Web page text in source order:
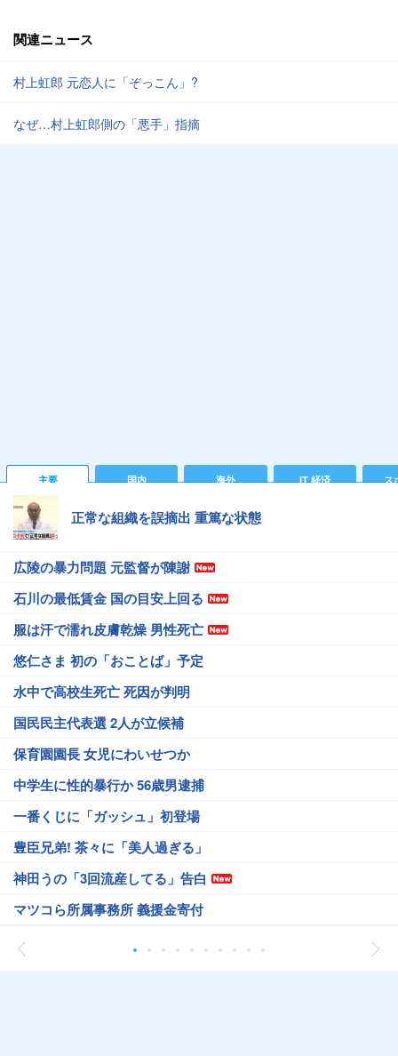
関連ニュース
村上虹郎 元恋人に「ぞっこん」?
なぜ…村上虹郎側の「悪手」指摘
主要 国内 海外 IT 経済 ス
正常な組織を誤摘出 重篤な状態
広陵の暴力問題 元監督が陳謝
石川の最低賃金 国の目安上回る
服は汗で濡れ皮膚乾燥 男性死亡
悠仁さま 初の「おことば」予定
水中で高校生死亡 死因が判明
国民民主代表選 2人が立候補
保育園園長 女児にわいせつか
中学生に性的暴行か 56歳男逮捕
一番くじに「ガッシュ」初登場
豊臣兄弟! 茶々に「美人過ぎる」
神田うの「3回流産してる」告白
マツコら所属事務所 義援金寄付